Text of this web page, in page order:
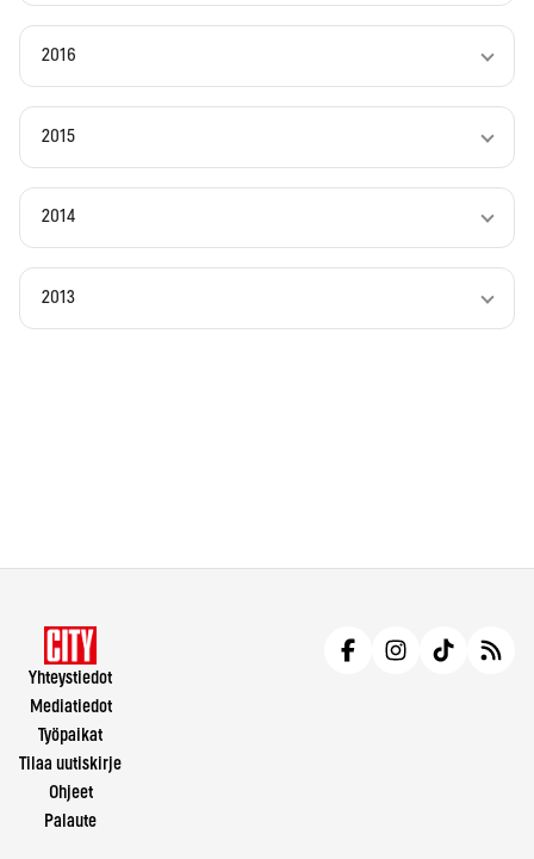
2016
2015
2014
2013
Yhteystiedot
Mediatiedot
Työpaikat
Tilaa uutiskirje
Ohjeet
Palaute